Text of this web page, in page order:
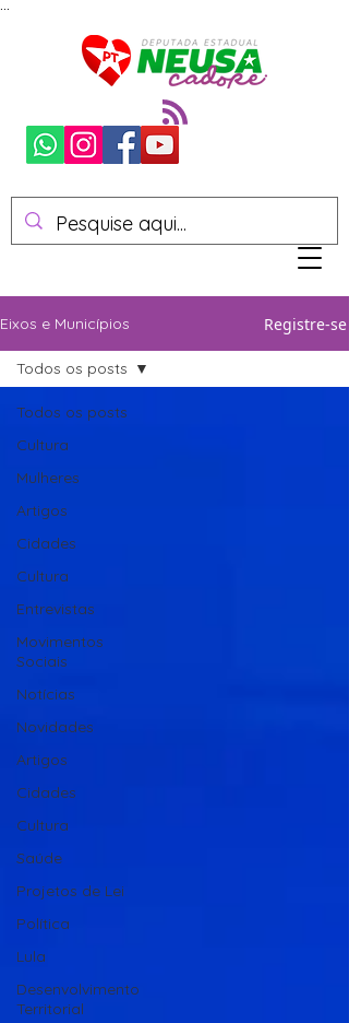
Eixos e Municípios Registre-se
Todos os posts
Cultura
Mulheres
Artigos
Cidades
Cultura
Entrevistas
Movimentos
Sociais
Notícias
Novidades
Artigos
Cidades
Cultura
Saúde
Projetos de Lei
Política
Lula
Desenvolvimento
Territorial
Todos os posts